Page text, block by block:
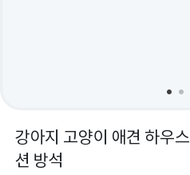
강아지 고양이 애견 하우
션 방석